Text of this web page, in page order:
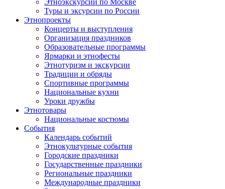
Этноэкскурсии по Москве
Туры и эксурсии по России
Этнопроекты
Концерты и выступления
Организация праздников
Образовательные программы
Ярмарки и этнофесты
Этнотуризм и экскурсии
Традиции и обряды
Спортивные программы
Национальные кухни
Уроки дружбы
Этнотовары
Национальные костюмы
События
Календарь событий
Этнокультурные события
Городские праздники
Государственные праздники
Региональные праздники
Международные праздники